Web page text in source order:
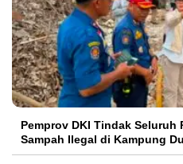
Pemprov DKI Tindak Seluruh
Sampah Ilegal di Kampung